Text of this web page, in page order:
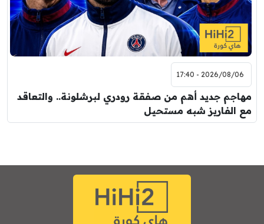
2026/08/06 - 17:40
مهاجم جديد أهم من صفقة رودري لبرشلونة.. والتعاقد
مع الفاريز شبه مستحيل